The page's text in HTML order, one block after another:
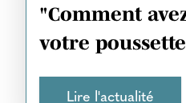
"Comment
votre
Lire l'actualité